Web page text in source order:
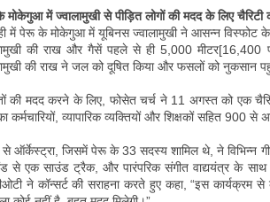
में ज्वालामुखी से पीड़ित लोगों की मदद के लिए चैरिटी
में पेरू के मोकेगुआ में यूबिनस ज्वालामुखी ने आसन्न विस्फोट के
की राख और गैसें पहले से ही 5,000 मीटर[16,400
की राख ने जल को दूषित किया और फसलों को नुकसान
की मदद करने के लिए, फोसेत चर्च ने 11 अगस्त को एक
कर्मचारियों, व्यापारिक व्यक्तियों और शिक्षकों सहित 900 से
से ऑर्केस्ट्रा, जिसमें पेरू के 33 सदस्य शामिल थे, ने विभिन्न
से एक साउंड ट्रैक, और पारंपरिक संगीत वाद्ययंत्र के
ने कॉन्सर्ट की सराहना करते हुए कहा, “इस कार्यक्रम